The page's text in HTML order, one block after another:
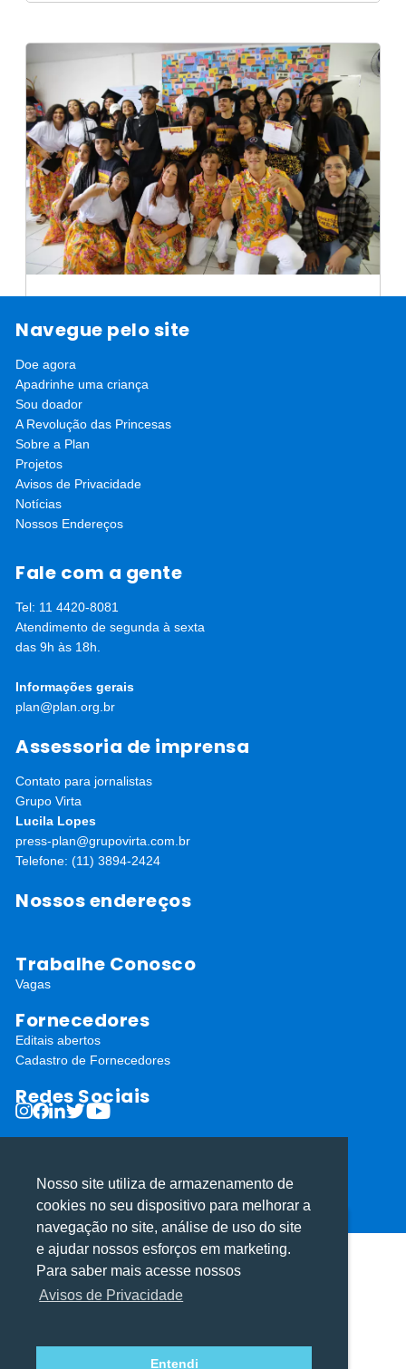
Utilizamos cookies para oferecer melhor
experiência, melhorar o desempenho, analisar
como você interage em nosso site e
personalizar conteúdo.
Utilizamos cookies para oferecer melhor
experiência, melhorar o desempenho, analisar
como você interage em nosso site e
personalizar conteúdo.
Jovens do Programa Adolescente
Saudável celebram formatura
Protagonismo, empoderamento e cultura dos
jovens marcaram a formatura do programa
financiado pela AstraZeneca, que…
Navegue pelo site
Doe agora
Apadrinhe uma criança
Sou doador
A Revolução das Princesas
Sobre a Plan
Projetos
Avisos de Privacidade
Notícias
Nossos Endereços
Fale com a gente
Tel: 11 4420-8081
Atendimento de segunda à sexta
das 9h às 18h.
Informações gerais
plan@plan.org.br
Assessoria de imprensa
Contato para jornalistas
Grupo Virta
Lucila Lopes
press-plan@grupovirta.com.br
Telefone: (11) 3894-2424
Nossos endereços
Trabalhe Conosco
Vagas
Fornecedores
Editais abertos
Cadastro de Fornecedores
Redes Sociais
ⓒ Todos os direitos reservados I Desenvolvido porApiki WordPress
Nosso site utiliza de armazenamento de
cookies no seu dispositivo para melhorar a
navegação no site, análise de uso do site
e ajudar nossos esforços em marketing.
Para saber mais acesse nossos
Avisos de Privacidade
Entendi